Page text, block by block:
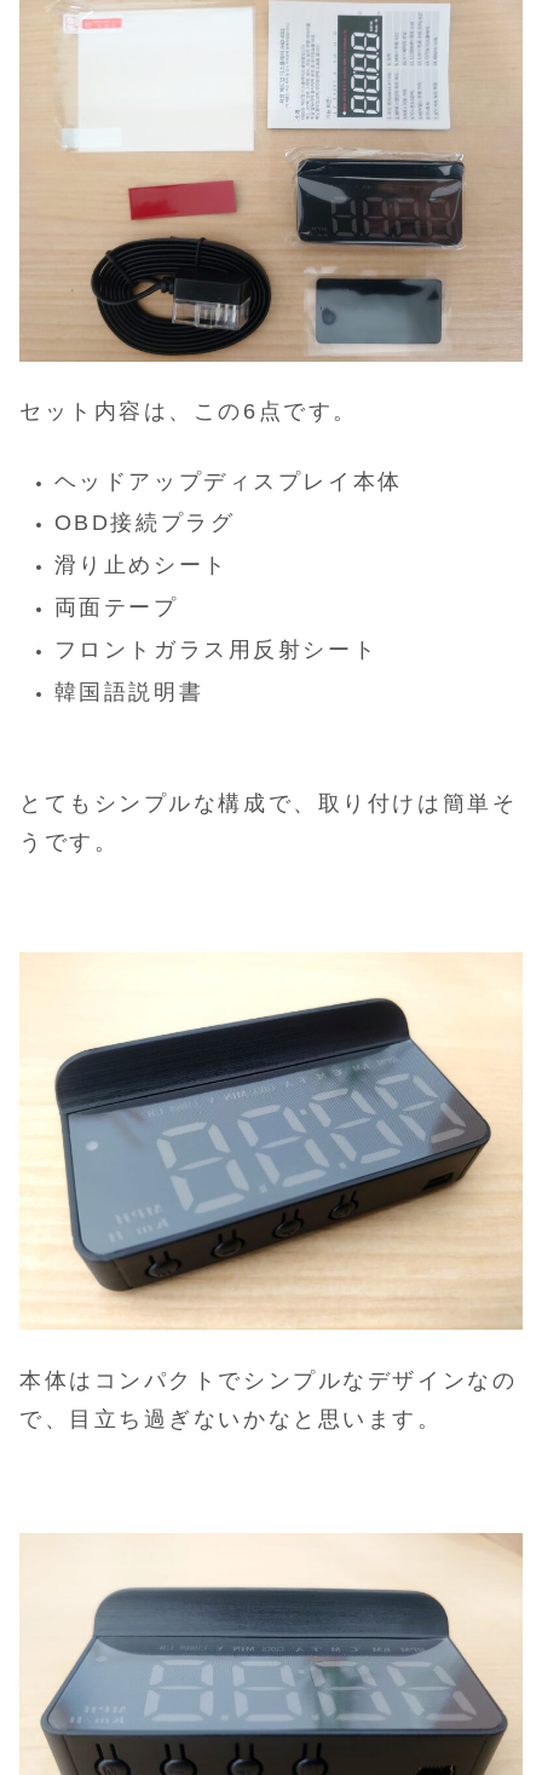
セット内容は、この6点です。
ヘッドアップディスプレイ本体
OBD接続プラグ
滑り止めシート
両面テープ
フロントガラス用反射シート
韓国語説明書
とてもシンプルな構成で、取り付けは簡単そ
うです。
本体はコンパクトでシンプルなデザインなの
で、目立ち過ぎないかなと思います。